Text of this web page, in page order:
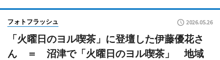
フォトフラッシュ 2026.05.26
「火曜日のヨル喫茶」に登壇した伊藤優花さ
ん ＝ 沼津で「火曜日のヨル喫茶」 地域